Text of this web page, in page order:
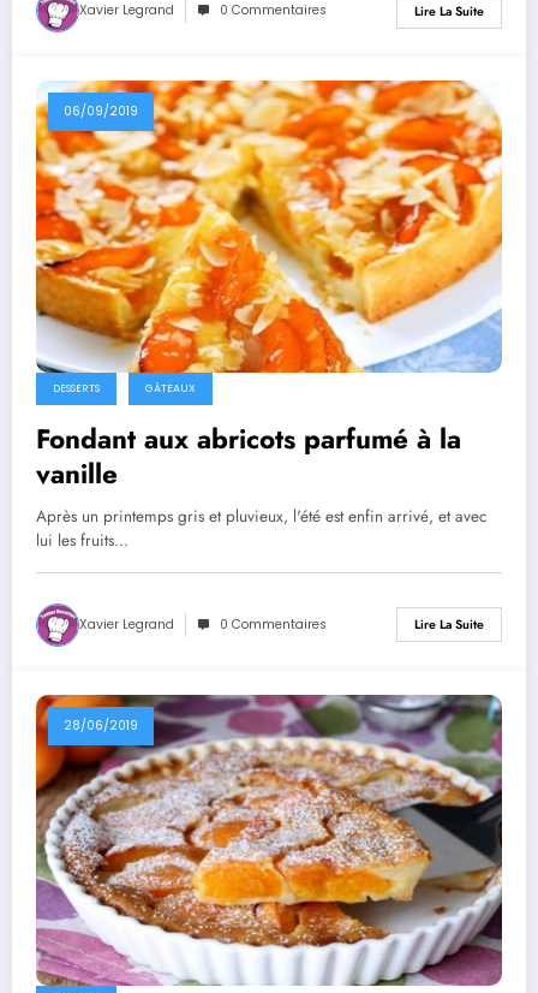
Xavier Legrand 0 Commentaires Lire La Suite
06/09/2019
DESSERTS GÂTEAUX
Fondant aux abricots parfumé à la
vanille
Après un printemps gris et pluvieux, l'été est enfin arrivé, et avec
lui les fruits…
Xavier Legrand 0 Commentaires Lire La Suite
28/06/2019